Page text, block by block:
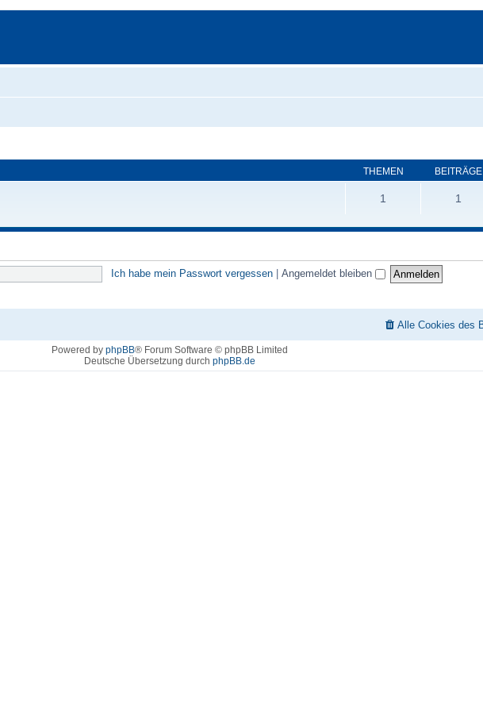
THEMEN BEITRÄGE
1 1
Ich habe mein Passwort vergessen | Angemeldet bleiben
Alle Cookies des
Powered by phpBB® Forum Software © phpBB Limited
Deutsche Übersetzung durch phpBB.de